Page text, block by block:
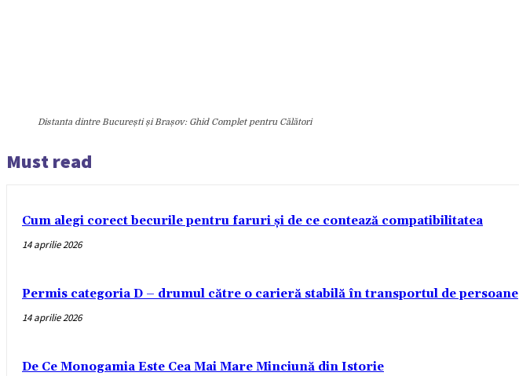
Distanta dintre București și Brașov: Ghid Complet pentru Călători
Must read
Cum alegi corect becurile pentru faruri și de ce contează compatibilitatea
14 aprilie 2026
Permis categoria D – drumul către o carieră stabilă în transportul de persoane
14 aprilie 2026
De Ce Monogamia Este Cea Mai Mare Minciună din Istorie